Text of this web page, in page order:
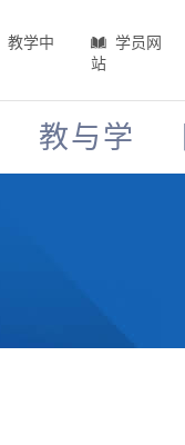
教学中
学员网
站
教与学